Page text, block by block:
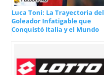
Luca Toni: La Trayectoria del
Goleador Infatigable que
Conquistó Italia y el Mundo